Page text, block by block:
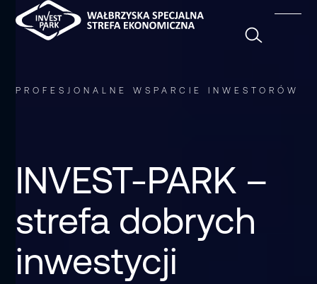
PROFESJONALNE WSPARCIE INWESTORÓW
INVEST-PARK –
strefa dobrych
inwestycji